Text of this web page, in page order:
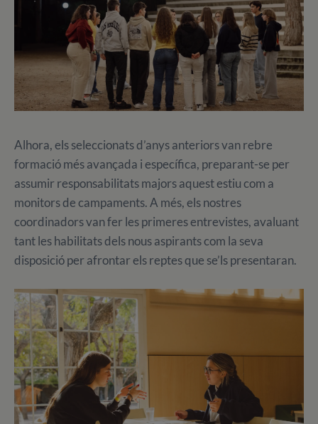
Alhora, els seleccionats d’anys anteriors van rebre
formació més avançada i específica, preparant-se per
assumir responsabilitats majors aquest estiu com a
monitors de campaments. A més, els nostres
coordinadors van fer les primeres entrevistes, avaluant
tant les habilitats dels nous aspirants com la seva
disposició per afrontar els reptes que se’ls presentaran.